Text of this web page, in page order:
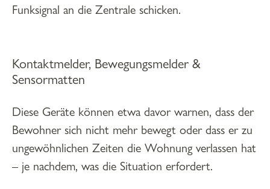
Funksignal an die Zentrale schicken.
Kontaktmelder, Bewegungsmelder &
Sensormatten
Diese Geräte können etwa davor warnen, dass der
Bewohner sich nicht mehr bewegt oder dass er zu
ungewöhnlichen Zeiten die Wohnung verlassen hat
– je nachdem, was die Situation erfordert.